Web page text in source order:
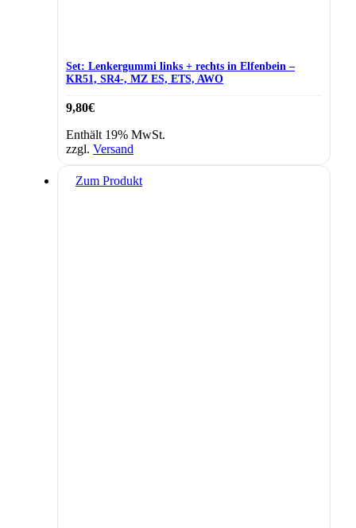
Set: Lenkergummi links + rechts in Elfenbein –
KR51, SR4-, MZ ES, ETS, AWO
9,80€
Enthält 19% MwSt.
zzgl. Versand
Zum Produkt